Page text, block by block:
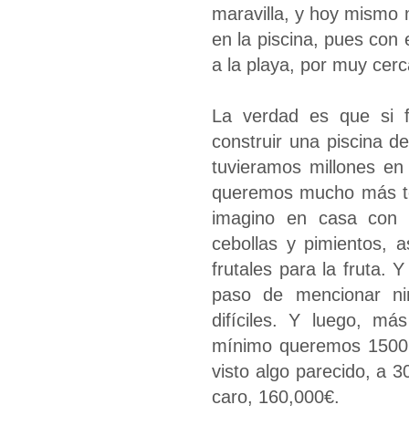
maravilla, y hoy mismo
en la piscina, pues con
a la playa, por muy
La verdad es que si
construir una piscina
tuvieramos millones
queremos mucho más
imagino en casa con
cebollas y pimientos,
frutales para la fruta.
paso de mencionar
difíciles. Y luego,
mínimo queremos
visto algo parecido, a
caro, 160,000€.